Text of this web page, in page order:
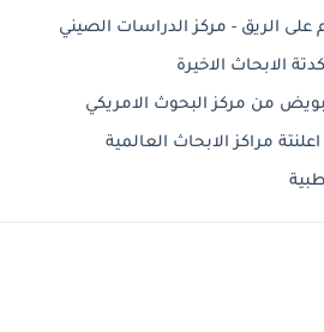
الابحاث الاخيرة
من مركز البحوث الامريكي
مراكز الابحاث العالمية